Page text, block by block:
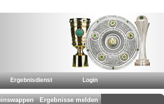
Ergebnisdienst Login